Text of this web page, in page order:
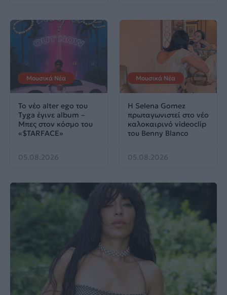
Μουσικά Νέα
Το νέο alter ego του
Tyga έγινε album –
Μπες στον κόσμο του
«$TARFACE»
05.08.2026
Μουσικά Νέα
Η Selena Gomez
πρωταγωνιστεί στο νέο
καλοκαιρινό videoclip
του Benny Blanco
05.08.2026